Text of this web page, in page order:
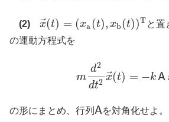
(2) x⃗(t) = (xa(t), xb(t))T
x→(t =(x a(t), xb(t) )T と置
の運動方程式を
m
d2
dt2
x⃗
(t) = −kA
(Q1)md
の形にまとめ、行列 A
A を対角化せよ。